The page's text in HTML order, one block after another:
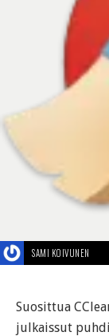
SAMI KOIVUNEN
Suosittua
julkaissut